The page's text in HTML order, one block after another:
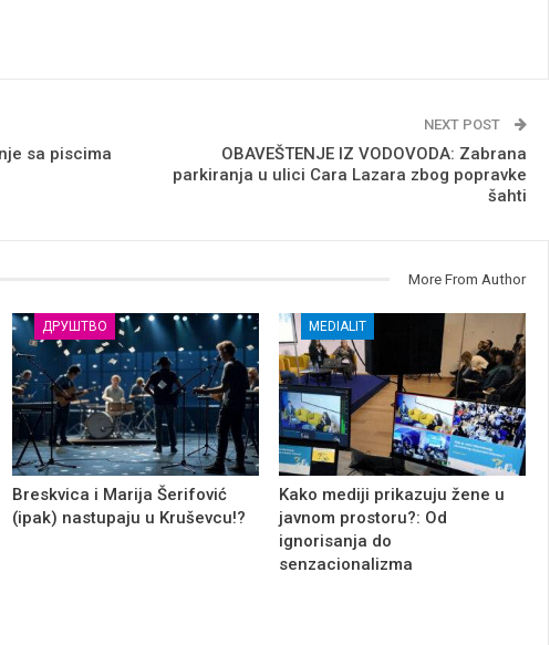
sa piscima
NEXT POST
OBAVEŠTENJE IZ VODOVODA: Zabrana
parkiranja u ulici Cara Lazara zbog popravke
šahti
More From Author
ДРУШТВО
Breskvica i Marija Šerifović
(ipak) nastupaju u Kruševcu!?
MEDIALIT
Kako mediji prikazuju žene u
javnom prostoru?: Od
ignorisanja do
senzacionalizma